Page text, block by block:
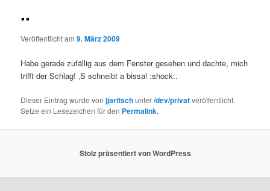
..
Veröffentlicht am9. März 2009
Habe gerade zufällig aus dem Fenster gesehen und dachte, mich
trifft der Schlag! ‚S schneibt a bissal :shock:.
Dieser Eintrag wurde vonjjaritschunter/dev/privatveröffentlicht.
Setze ein Lesezeichen für den Permalink.
Stolz präsentiert von WordPress